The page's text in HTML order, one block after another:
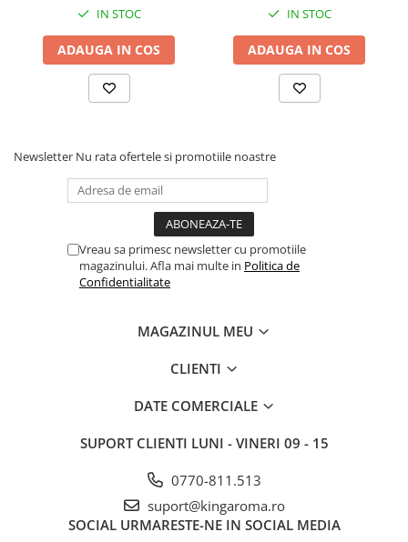
IN STOC
ADAUGA IN COS
IN STOC
ADAUGA IN COS
Newsletter Nu rata ofertele si promotiile noastre
Vreau sa primesc newsletter cu promotiile
magazinului. Afla mai multe in Politica de
Confidentialitate
MAGAZINUL MEU
CLIENTI
DATE COMERCIALE
SUPORT CLIENTI LUNI - VINERI 09 - 15
0770-811.513
suport@kingaroma.ro
SOCIAL URMARESTE-NE IN SOCIAL MEDIA